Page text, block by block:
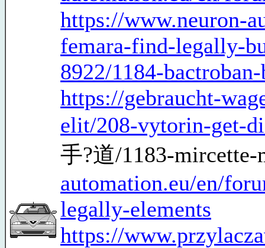
https://www.neuron-
femara-find-legally-
8922/1184-
https://gebraucht-
elit/208-vytorin-get-
手?道/1183-
automation.eu/en/
legally-elements
https://